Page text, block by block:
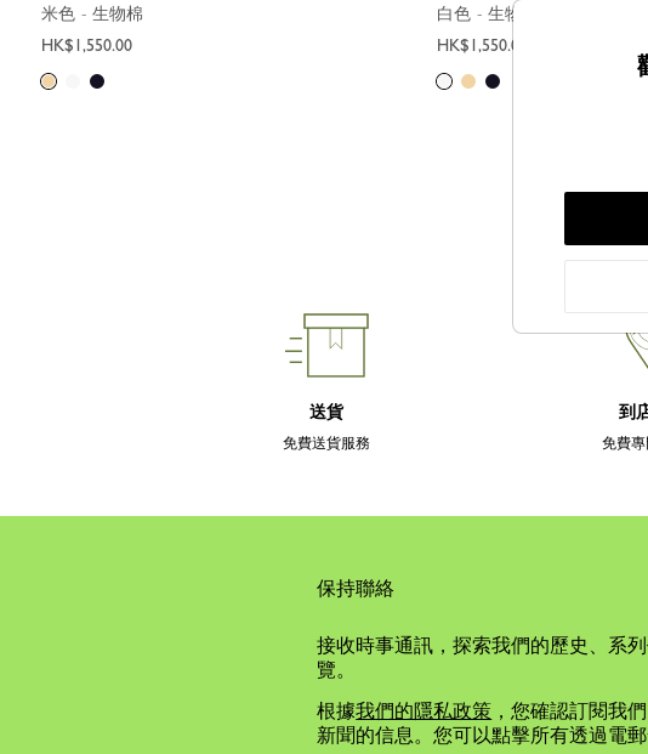
米色 - 生物棉
HK$1,550.00
白色 - 生物棉
HK$1,550.00
送貨
免費送貨服務
到
免費
保持聯絡
接收時事通訊，探索我們的歷史、系
覽。
根據我們的隱私政策 ，您確認訂閱我
新聞的信息。您可以點擊所有透過電